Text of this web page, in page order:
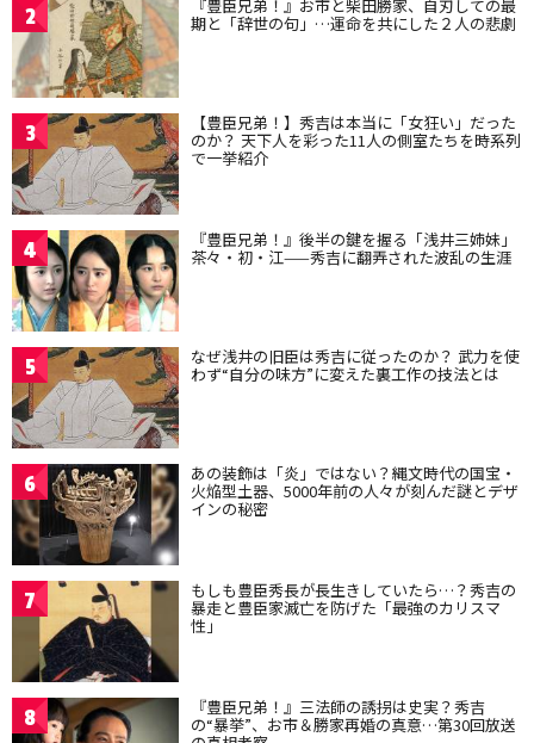
2 『豊臣兄弟！』お市と柴田勝家、自刃しての最
期と「辞世の句」…運命を共にした２人の悲劇
3 【豊臣兄弟！】秀吉は本当に「女狂い」だった
のか？ 天下人を彩った11人の側室たちを時系列
で一挙紹介
4 『豊臣兄弟！』後半の鍵を握る「浅井三姉妹」
茶々・初・江——秀吉に翻弄された波乱の生涯
5 なぜ浅井の旧臣は秀吉に従ったのか？ 武力を使
わず“自分の味方”に変えた裏工作の技法とは
6 あの装飾は「炎」ではない？縄文時代の国宝・
火焔型土器、5000年前の人々が刻んだ謎とデザ
インの秘密
7 もしも豊臣秀長が長生きしていたら…？秀吉の
暴走と豊臣家滅亡を防げた「最強のカリスマ
性」
8 『豊臣兄弟！』三法師の誘拐は史実？秀吉
の“暴挙”、お市＆勝家再婚の真意…第30回放送